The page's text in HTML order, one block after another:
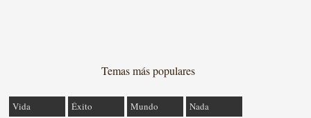
Temas más populares
Vida Éxito Mundo
Nada